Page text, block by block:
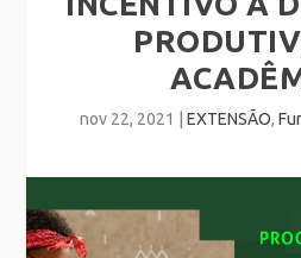
nov 22, 2021 EXTENSÃO,